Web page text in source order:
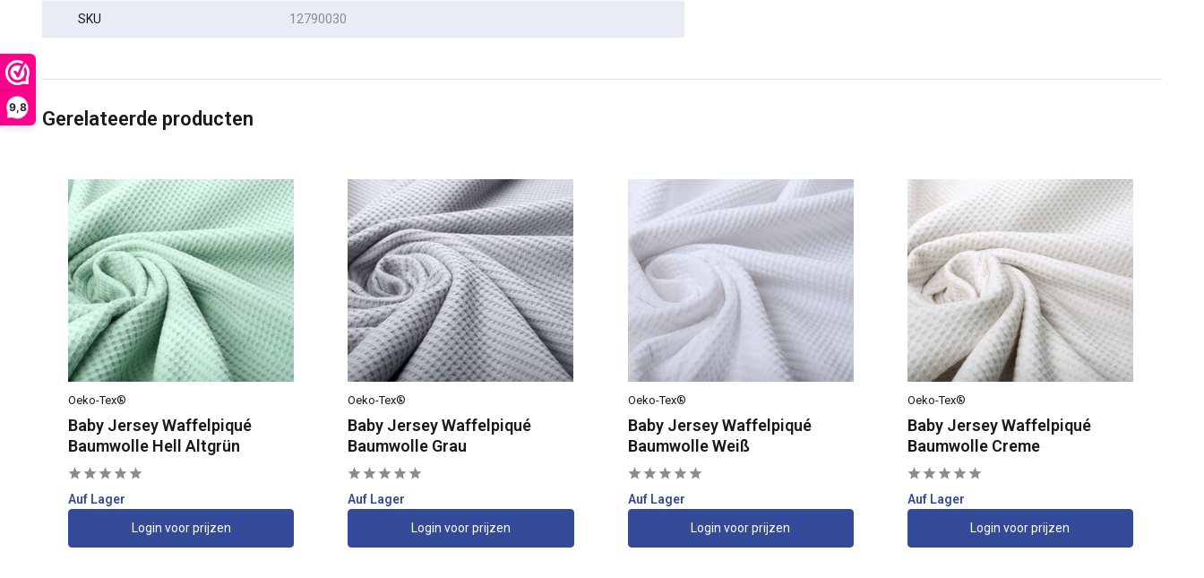
9,8
SKU 12790030
Gerelateerde producten
Oeko-Tex®
Baby Jersey Waffelpiqué
Baumwolle Hell Altgrün
Auf Lager
Login voor prijzen
Oeko-Tex®
Baby Jersey Waffelpiqué
Baumwolle Grau
Auf Lager
Login voor prijzen
Oeko-Tex®
Baby Jersey Waffelpiqué
Baumwolle Weiß
Auf Lager
Login voor prijzen
Oeko-Tex®
Baby Jersey Waffelpiqué
Baumwolle Creme
Auf Lager
Login voor prijzen